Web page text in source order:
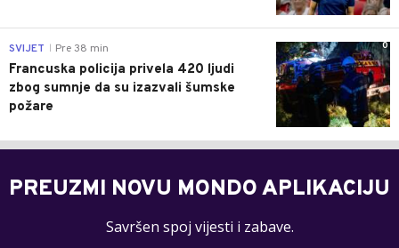
0
SVIJET Pre 38 min
Francuska policija privela 420 ljudi
zbog sumnje da su izazvali šumske
požare
PREUZMI NOVU MONDO APLIKACIJU
Savršen spoj vijesti i zabave.